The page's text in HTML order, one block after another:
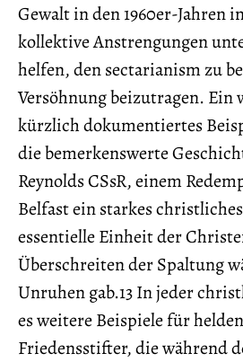
Gewalt in den 1960er-Jahren
kollektive Anstrengungen
helfen, den sectarianism zu
Versöhnung beizutragen. Ein
kürzlich dokumentiertes
die bemerkenswerte
Reynolds CSsR, einem
Belfast ein starkes
essentielle Einheit der
Überschreiten der Spaltung
Unruhen gab.13 In jeder
es weitere Beispiele für
Friedensstifter, die während